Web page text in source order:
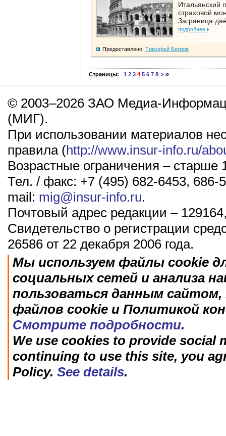
Итальянский
страховой
Заграница
подробнее
Предоставлено: Тимофей Бегров
Страницы: 1 2 3 4 5 6 7 8
© 2003–2026 ЗАО Медиа-
(МИГ).
При использовании материалов
правила (http://www.insur-info.ru/
Возрастные ограничения – старше
Тел. / факс: +7 (495) 682-6453, 686-
mail: mig@insur-info.ru.
Почтовый адрес редакции –
Свидетельство о регистрации
26586 от 22 декабря 2006 года.
Мы используем файлы cookie
социальных сетей и анализа
пользоваться данным
файлов cookie и Политикой
Смотрите подробности.
We use cookies to provide social
continuing to use this site, you
Policy. See details.